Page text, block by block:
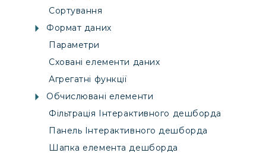
Сортування
Формат даних
Параметри
Сховані елементи даних
Агрегатні функції
Обчислювані елементи
Фільтрація Інтерактивного дешборда
Панель Інтерактивного дешборда
Шапка елемента дешборда